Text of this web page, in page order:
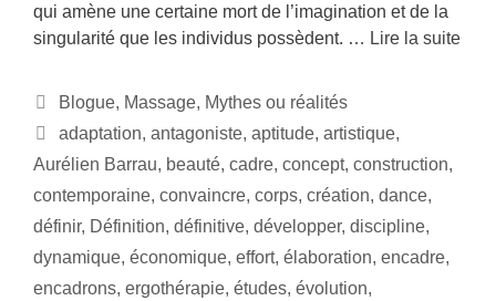
qui amène une certaine mort de l’imagination et de la
singularité que les individus possèdent. … Lire la suite
Blogue, Massage, Mythes ou réalités
adaptation, antagoniste, aptitude, artistique,
Aurélien Barrau, beauté, cadre, concept, construction,
contemporaine, convaincre, corps, création, dance,
définir, Définition, définitive, développer, discipline,
dynamique, économique, effort, élaboration, encadre,
encadrons, ergothérapie, études, évolution,